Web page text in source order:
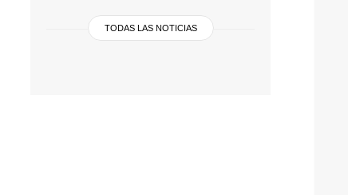
TODAS LAS NOTICIAS